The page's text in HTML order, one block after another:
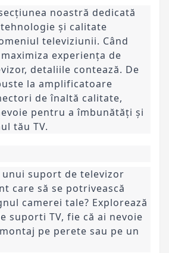
noastră dedicată
și calitate
televiziunii. Când
experiența de
detaliile contează. De
la amplificatoare
de înaltă calitate,
pentru a îmbunătăți și
tău TV.
unui suport de televizor
care să se potrivească
camerei tale? Explorează
suporti TV, fie că ai nevoie
pe perete sau pe un